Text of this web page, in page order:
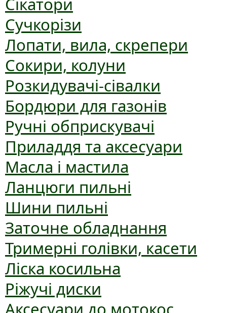
Сучкорізи
Лопати, вила, скрепери
Сокири, колуни
Розкидувачі-сівалки
Бордюри для газонів
Ручні обприскувачі
Приладдя та аксесуари
Масла і мастила
Ланцюги пильні
Шини пильні
Заточне обладнання
Тримерні голівки, касети
Ліска косильна
Ріжучі диски